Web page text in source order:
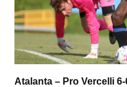
Atalanta – Pro Vercelli 6-